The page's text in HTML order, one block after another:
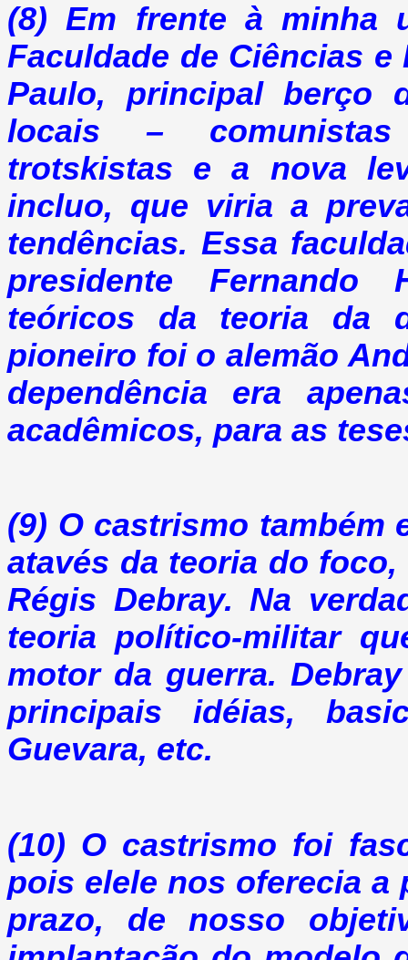
(8) Em frente à minha
Faculdade de Ciências
Paulo, principal berço
locais – comunistas
trotskistas e a nova
incluo, que viria a
tendências. Essa
presidente Fernando
teóricos da teoria da
pioneiro foi o alemão
dependência era
acadêmicos, para as
(9) O castrismo também
atavés da teoria do
Régis Debray. Na
teoria político-militar
motor da guerra.
principais idéias,
Guevara, etc.
(10) O castrismo foi
pois elele nos oferecia
prazo, de nosso